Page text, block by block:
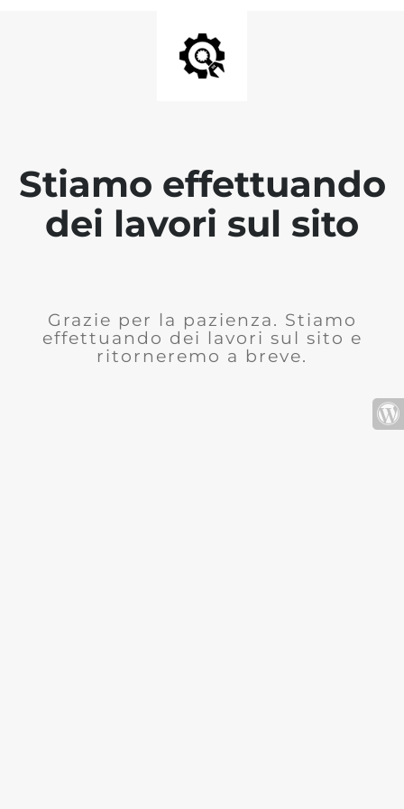
Stiamo effettuando
dei lavori sul sito
Grazie per la pazienza. Stiamo
effettuando dei lavori sul sito e
ritorneremo a breve.